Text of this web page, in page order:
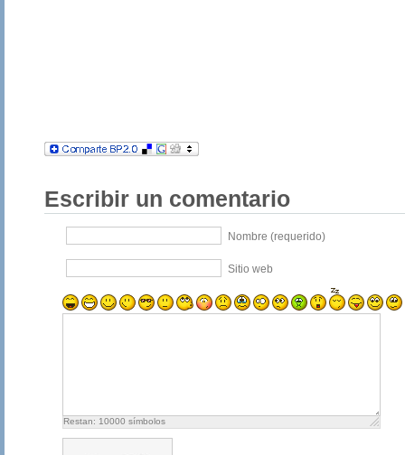
Escribir un comentario
Nombre (requerido)
Sitio web
Restan: 10000 símbolos